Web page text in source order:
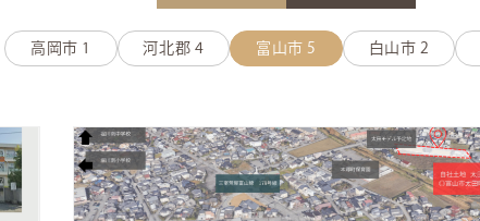
高岡市 1 河北郡 4 富山市 5 白山市 2